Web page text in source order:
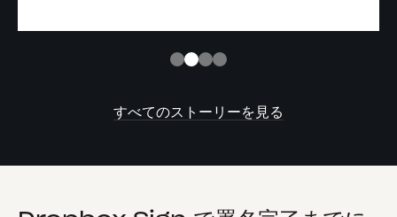
すべてのストーリーを見る